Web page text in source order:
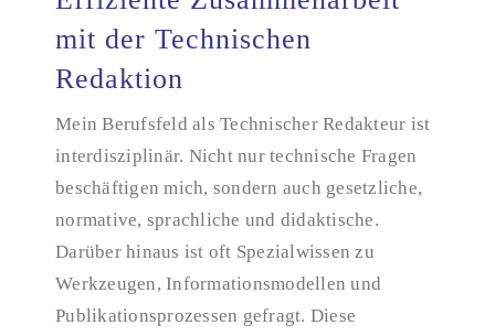
Effiziente Zusammenarbeit mit der Technischen
mit der Technischen
Redaktion
Mein Berufsfeld als Technischer Redakteur ist
interdisziplinär. Nicht nur technische Fragen
beschäftigen mich, sondern auch gesetzliche,
normative, sprachliche und didaktische.
Darüber hinaus ist oft Spezialwissen zu
Werkzeugen, Informationsmodellen und
Publikationsprozessen gefragt. Diese